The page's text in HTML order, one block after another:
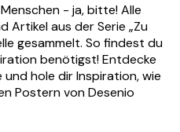
- ja, bitte! Alle
Artikel aus der Serie „Zu
gesammelt. So findest du
benötigst! Entdecke
hole dir Inspiration, wie
Postern von Desenio